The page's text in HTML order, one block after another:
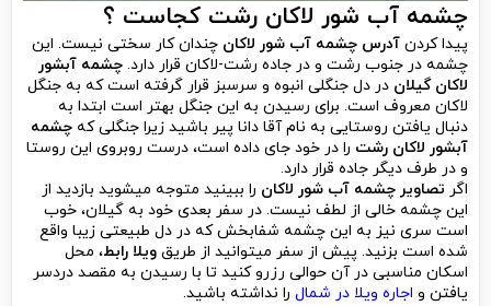
چشمه آب شور لاکان رشت کجاست ؟
پیدا کردن آدرس چشمه آب شور لاکان چندان کار سختی نیست. این
چشمه در جنوب رشت و در جاده رشت-لاکان قرار دارد. چشمه آبشور
لاکان گیلان در دل جنگلی انبوه و سرسبز قرار گرفته است که به جنگل
لاکان معروف­ است. برای رسیدن به این جنگل بهتر است ابتدا به
دنبال یافتن روستایی به نام آقا دانا پیر باشید زیرا جنگلی که چشمه
آبشور لاکان رشت را در خود جای داده است، درست روبروی این روستا
و در طرف دیگر جاده قرار دارد.
اگر تصاویر چشمه آب شور لاکان را ببینید متوجه می­شوید بازدید از
این چشمه خالی از لطف نیست. در سفر بعدی خود به گیلان، خوب
است سری نیز به این چشمه شفابخش که در دل طبیعتی زیبا واقع
شده است بزنید. پیش از سفر می­توانید از طریق ویلا رابط، محل
اسکان مناسبی در آن حوالی رزرو کنید تا با رسیدن به مقصد دردسر
یافتن و اجاره ویلا در شمال را نداشته باشید.